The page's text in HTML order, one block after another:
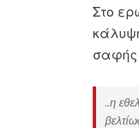
Στο
σαφής
…η